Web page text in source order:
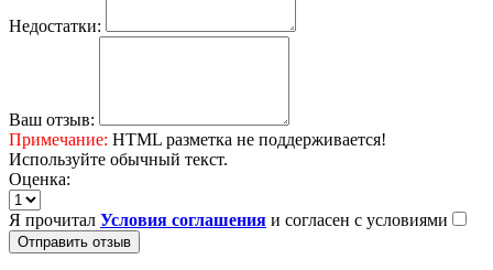
Недостатки:
Ваш отзыв:
Примечание: HTML разметка не поддерживается!
Используйте обычный текст.
Оценка:
Я прочитал Условия соглашения и согласен с условиями
Отправить отзыв